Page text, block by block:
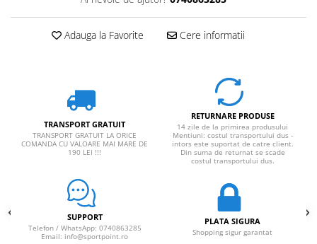
Adauga la Favorite Cere informatii
TRANSPORT GRATUIT
TRANSPORT GRATUIT LA ORICE
COMANDA CU VALOARE MAI MARE DE
190 LEI !!!
RETURNARE PRODUSE
14 zile de la primirea produsului
Mentiuni: costul transportului dus -
intors este suportat de catre client.
Din suma de returnat se scade
costul transportului dus.
SUPPORT
Telefon / WhatsApp: 0740863285
Email: info@sportpoint.ro
PLATA SIGURA
Shopping sigur garantat